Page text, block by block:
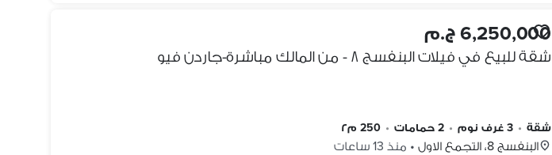
6,250,000 ج.م
شقة للبيع في فيلات البنفسج ٨ - من المالك مباشرة-جاردن فيو
شقة • 3 غرف نوم • 2 حمامات • 250 م٢
البنفسج 8، التجمع الاول • منذ 13 ساعات